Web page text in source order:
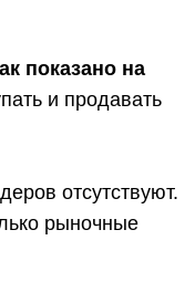
показано на
и продавать
отсутствуют.
рыночные